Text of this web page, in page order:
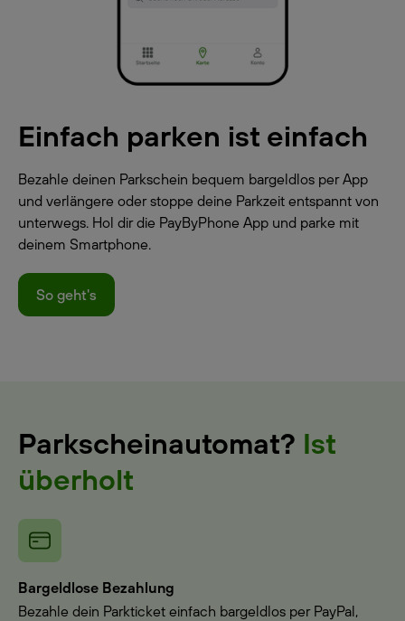
Einfach parken ist einfach
Bezahle deinen Parkschein bequem bargeldlos per App
und verlängere oder stoppe deine Parkzeit entspannt von
unterwegs. Hol dir die PayByPhone App und parke mit
deinem Smartphone.
So geht's
Parkscheinautomat? Ist
überholt
Bargeldlose Bezahlung
Bezahle dein Parkticket einfach bargeldlos per PayPal,